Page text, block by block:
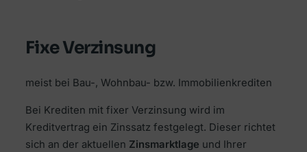
Fixe Verzinsung
meist bei Bau-, Wohnbau- bzw. Immobilienkrediten
Bei Krediten mit fixer Verzinsung wird im
Kreditvertrag ein Zinssatz festgelegt. Dieser richtet
sich an der aktuellen Zinsmarktlage und Ihrer